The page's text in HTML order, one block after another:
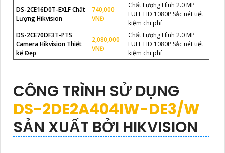
DS-2CE16D0T-EXLF Chất
Lượng Hikvision
740,000
VNĐ
Chất Lượng Hình 2.0 MP
FULL HD 1080P Sắc nét tiết
kiệm chi phí
DS-2CE70DF3T-PTS
Camera Hikvision Thiết
kế Đẹp
2,080,000
VNĐ
Chất Lượng Hình 2.0 MP
FULL HD 1080P Sắc nét tiết
kiệm chi phí
CÔNG TRÌNH SỬ DỤNG
DS-2DE2A404IW-DE3/W
SẢN XUẤT BỞI HIKVISION